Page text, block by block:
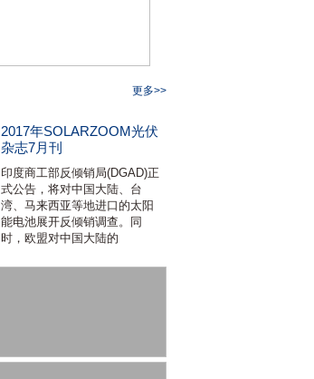
更多>>
2017年SOLARZOOM光伏
杂志7月刊
印度商工部反倾销局(DGAD)正
式公告，将对中国大陆、台
湾、马来西亚等地进口的太阳
能电池展开反倾销调查。同
时，欧盟对中国大陆的